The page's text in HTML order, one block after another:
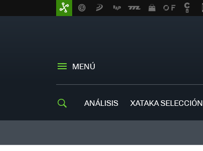
MENÚ
ANÁLISIS XATAKA SELECCIÓN